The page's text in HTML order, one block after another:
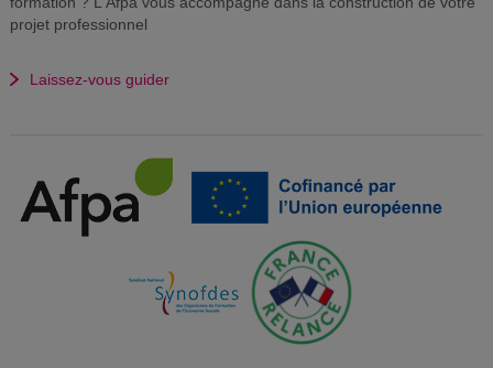
projet professionnel
Laissez-vous guider